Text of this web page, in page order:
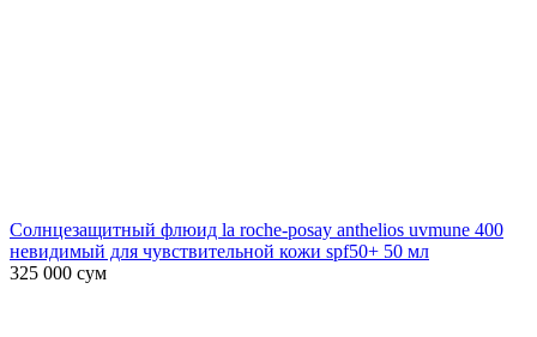
Солнцезащитный флюид la roche-posay anthelios uvmune 400
невидимый для чувствительной кожи spf50+ 50 мл
325 000 сум